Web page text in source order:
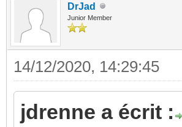
DrJad
Junior Member
14/12/2020, 14:29:45
jdrenne a écrit :